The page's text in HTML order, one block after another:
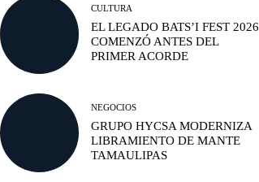
CULTURA
EL LEGADO BATS’I FEST 2026
COMENZÓ ANTES DEL
PRIMER ACORDE
NEGOCIOS
GRUPO HYCSA MODERNIZA
LIBRAMIENTO DE MANTE
TAMAULIPAS